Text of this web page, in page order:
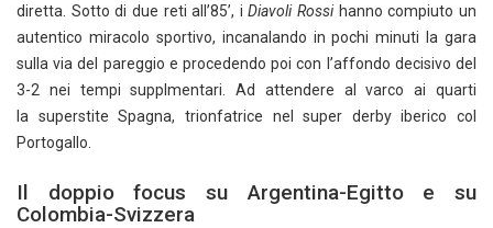
diretta. Sotto di due reti all’85’, iDiavoli Rossihanno compiuto un
autentico miracolo sportivo, incanalando in pochi minuti la gara
sulla via del pareggio e procedendo poi con l’affondo decisivo del
3-2 nei tempi supplmentari. Ad attendere al varco ai quarti
la superstite Spagna, trionfatrice nel super derby iberico col
Portogallo.
Il doppio focus su Argentina-Egitto e su
Colombia-Svizzera